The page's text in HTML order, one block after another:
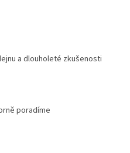
a dlouholeté zkušenosti
poradíme